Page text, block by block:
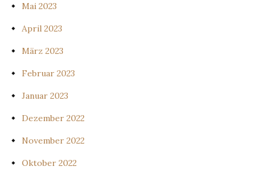
Mai 2023
April 2023
März 2023
Februar 2023
Januar 2023
Dezember 2022
November 2022
Oktober 2022